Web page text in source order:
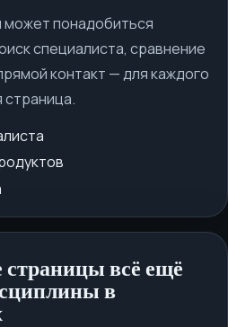
понадобиться
специалиста, сравнение
контакт — для каждого
страница.
всё ещё
в